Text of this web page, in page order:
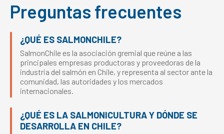
Preguntas frecuentes
¿QUÉ ES SALMONCHILE?
SalmonChile es la asociación gremial que reúne a las
principales empresas productoras y proveedoras de la
industria del salmón en Chile, y representa al sector ante la
comunidad, las autoridades y los mercados
internacionales.
¿QUÉ ES LA SALMONICULTURA Y DÓNDE SE
DESARROLLA EN CHILE?